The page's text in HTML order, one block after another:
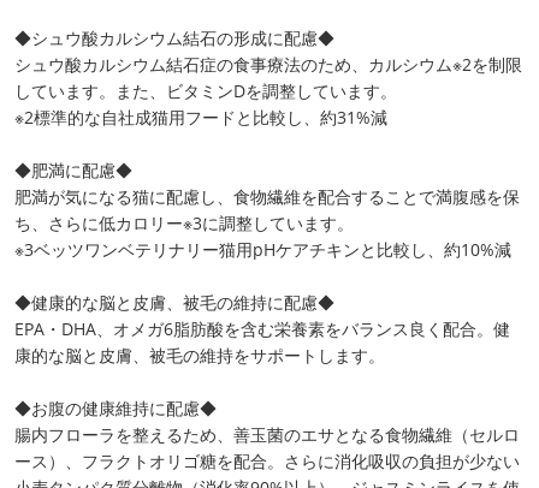
◆シュウ酸カルシウム結石の形成に配慮◆
シュウ酸カルシウム結石症の食事療法のため、カルシウム※2を制限
しています。また、ビタミンDを調整しています。
※2標準的な自社成猫用フードと比較し、約31%減
◆肥満に配慮◆
肥満が気になる猫に配慮し、食物繊維を配合することで満腹感を保
ち、さらに低カロリー※3に調整しています。
※3ベッツワンベテリナリー猫用pHケアチキンと比較し、約10%減
◆健康的な脳と皮膚、被毛の維持に配慮◆
EPA・DHA、オメガ6脂肪酸を含む栄養素をバランス良く配合。健
康的な脳と皮膚、被毛の維持をサポートします。
◆お腹の健康維持に配慮◆
腸内フローラを整えるため、善玉菌のエサとなる食物繊維（セルロ
ース）、フラクトオリゴ糖を配合。さらに消化吸収の負担が少ない